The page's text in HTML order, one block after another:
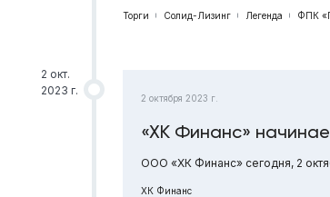
Торги Солид-Лизинг Легенда ФПК
2 окт.
2023 г.
2 октября 2023 г.
«ХК Финанс»
ООО «ХК Финанс» сегодня, 2
ХК Финанс